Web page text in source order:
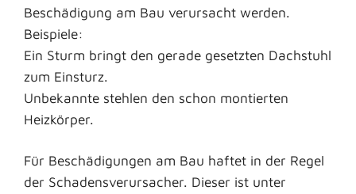
Beschädigung am Bau verursacht werden.
Beispiele:
Ein Sturm bringt den gerade gesetzten Dachstuhl
zum Einsturz.
Unbekannte stehlen den schon montierten
Heizkörper.
Für Beschädigungen am Bau haftet in der Regel
der Schadensverursacher. Dieser ist unter